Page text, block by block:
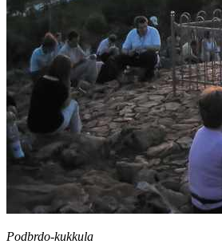
Podbrdo-kukkula